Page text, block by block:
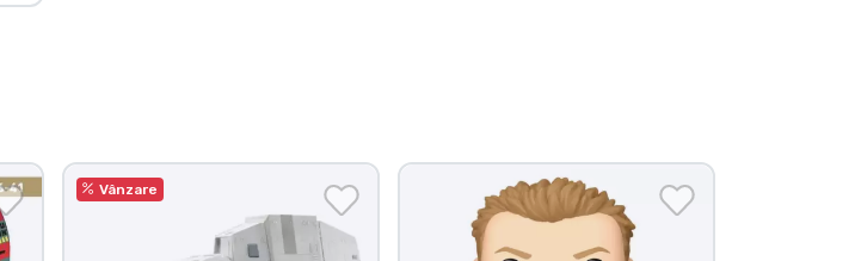
Vânzare